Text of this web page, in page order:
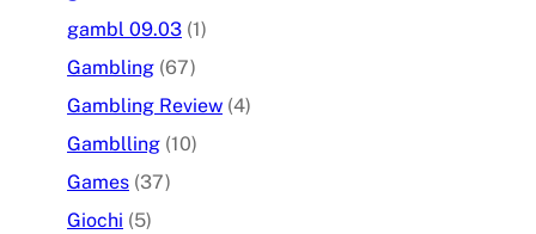
gambl 09.03 (1)
Gambling (67)
Gambling Review (4)
Gamblling (10)
Games (37)
Giochi (5)